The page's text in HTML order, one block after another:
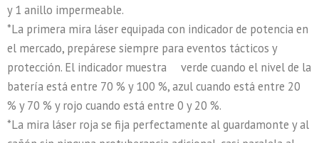
y 1 anillo impermeable.
*La primera mira láser equipada con indicador de potencia en
el mercado, prepárese siempre para eventos tácticos y
protección. El indicador muestra verde cuando el nivel de la
batería está entre 70 % y 100 %, azul cuando está entre 20
% y 70 % y rojo cuando está entre 0 y 20 %.
*La mira láser roja se fija perfectamente al guardamonte y al